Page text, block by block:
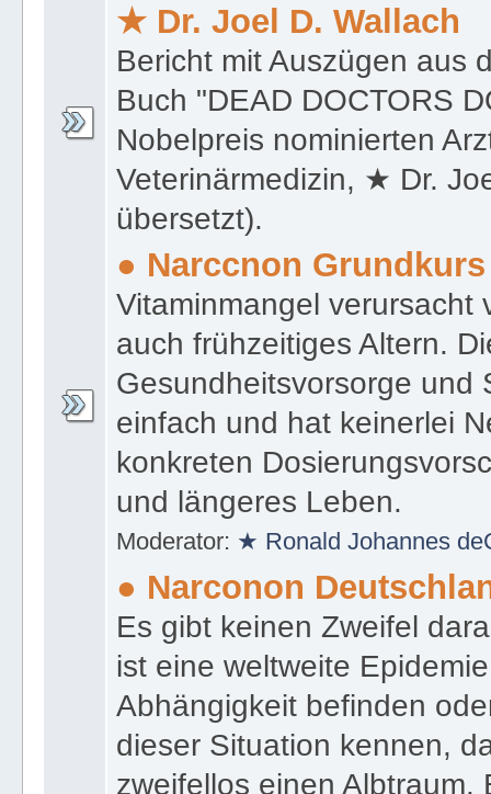
★ Dr. Joel D. Wallach
Bericht mit Auszügen aus
Buch "DEAD DOCTORS
Nobelpreis nominierten
Veterinärmedizin, ★ Dr.
übersetzt).
● Narccnon
Vitaminmangel verursacht
auch frühzeitiges Altern.
Gesundheitsvorsorge und
einfach und hat keinerlei
konkreten
und längeres Leben.
Moderator: ★ Ronald Johannes
● Narconon
Es gibt keinen Zweifel
ist eine weltweite
Abhängigkeit befinden
dieser Situation kennen,
zweifellos einen